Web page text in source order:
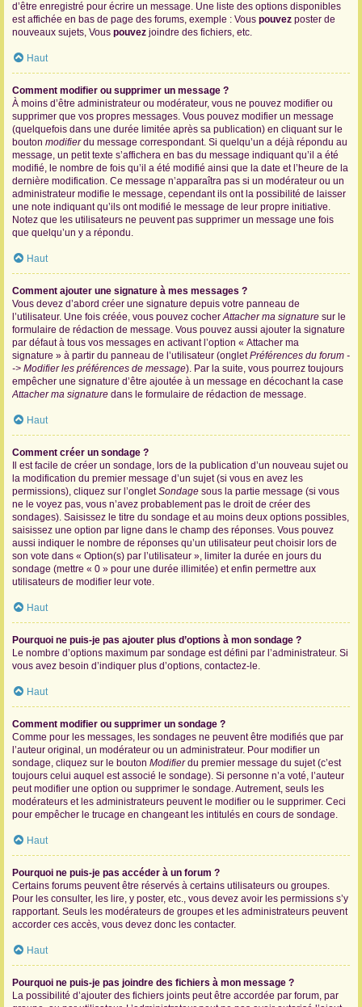
d’être enregistré pour écrire un message. Une liste des options disponibles
est affichée en bas de page des forums, exemple : Vous pouvez poster de
nouveaux sujets, Vous pouvez joindre des fichiers, etc.
Haut
Comment modifier ou supprimer un message ?
À moins d’être administrateur ou modérateur, vous ne pouvez modifier ou
supprimer que vos propres messages. Vous pouvez modifier un message
(quelquefois dans une durée limitée après sa publication) en cliquant sur le
bouton modifierdu message correspondant. Si quelqu’un a déjà répondu au
message, un petit texte s’affichera en bas du message indiquant qu’il a été
modifié, le nombre de fois qu’il a été modifié ainsi que la date et l’heure de la
dernière modification. Ce message n’apparaîtra pas si un modérateur ou un
administrateur modifie le message, cependant ils ont la possibilité de laisser
une note indiquant qu’ils ont modifié le message de leur propre initiative.
Notez que les utilisateurs ne peuvent pas supprimer un message une fois
que quelqu’un y a répondu.
Haut
Comment ajouter une signature à mes messages ?
Vous devez d’abord créer une signature depuis votre panneau de
l’utilisateur. Une fois créée, vous pouvez cocherAttacher ma signature sur le
formulaire de rédaction de message. Vous pouvez aussi ajouter la signature
par défaut à tous vos messages en activant l’option « Attacher ma
signature » à partir du panneau de l’utilisateur (ongletPréférences du forum -
-> Modifier les préférences de message). Par la suite, vous pourrez toujours
empêcher une signature d’être ajoutée à un message en décochant la case
Attacher ma signature dans le formulaire de rédaction de message.
Haut
Comment créer un sondage ?
Il est facile de créer un sondage, lors de la publication d’un nouveau sujet ou
la modification du premier message d’un sujet (si vous en avez les
permissions), cliquez sur l’ongletSondage sous la partie message (si vous
ne le voyez pas, vous n’avez probablement pas le droit de créer des
sondages). Saisissez le titre du sondage et au moins deux options possibles,
saisissez une option par ligne dans le champ des réponses. Vous pouvez
aussi indiquer le nombre de réponses qu’un utilisateur peut choisir lors de
son vote dans « Option(s) par l’utilisateur », limiter la durée en jours du
sondage (mettre « 0 » pour une durée illimitée) et enfin permettre aux
utilisateurs de modifier leur vote.
Haut
Pourquoi ne puis-je pas ajouter plus d’options à mon sondage ?
Le nombre d’options maximum par sondage est défini par l’administrateur. Si
vous avez besoin d’indiquer plus d’options, contactez-le.
Haut
Comment modifier ou supprimer un sondage ?
Comme pour les messages, les sondages ne peuvent être modifiés que par
l’auteur original, un modérateur ou un administrateur. Pour modifier un
sondage, cliquez sur le bouton Modifierdu premier message du sujet (c’est
toujours celui auquel est associé le sondage). Si personne n’a voté, l’auteur
peut modifier une option ou supprimer le sondage. Autrement, seuls les
modérateurs et les administrateurs peuvent le modifier ou le supprimer. Ceci
pour empêcher le trucage en changeant les intitulés en cours de sondage.
Haut
Pourquoi ne puis-je pas accéder à un forum ?
Certains forums peuvent être réservés à certains utilisateurs ou groupes.
Pour les consulter, les lire, y poster, etc., vous devez avoir les permissions s’y
rapportant. Seuls les modérateurs de groupes et les administrateurs peuvent
accorder ces accès, vous devez donc les contacter.
Haut
Pourquoi ne puis-je pas joindre des fichiers à mon message ?
La possibilité d’ajouter des fichiers joints peut être accordée par forum, par